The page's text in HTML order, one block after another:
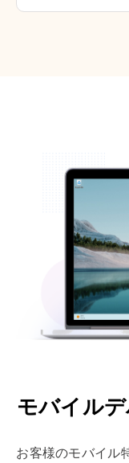
モバイル
お客様のモバイル